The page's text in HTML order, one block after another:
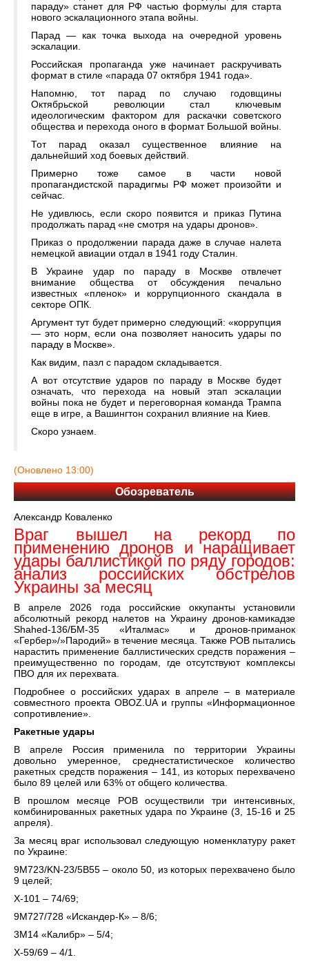
параду» станет для РФ частью формулы для старта
нового эскалационного этапа войны.
Парад — как точка выхода на очередной уровень
эскалации.
Российская пропаганда уже начинает раскручивать
формат в стиле «парада 07 октября 1941 года».
Напомню, тот парад по случаю годовщины
Октябрьской революции стал ключевым
идеологическим фактором для раскачки советского
общества и перехода оного в формат Большой войны.
Тот парад оказал существенное влияние на
дальнейший ход боевых действий.
Примерно тоже самое в части новой
пропагандистской парадигмы РФ может произойти и
сейчас.
Не удивлюсь, если скоро появится и приказ Путина
продолжать парад «не смотря на удары дронов».
Приказ о продолжении парада даже в случае налета
немецкой авиации отдал в 1941 году Сталин.
В Украине удар по параду в Москве отвлечет
внимание общества от обсуждения печально
известных «пленок» и коррупционного скандала в
секторе ОПК.
Аргумент тут будет примерно следующий: «коррупция
— это норм, если она позволяет наносить удары по
параду в Москве».
Как видим, пазл с парадом складывается.
А вот отсутствие ударов по параду в Москве будет
означать, что перехода на новый этап эскалации
войны пока не будет и переговорная команда Трампа
еще в игре, а Вашингтон сохранил влияние на Киев.
Скоро узнаем.
(Оновлено 13:00)
Обозреватель
Александр Коваленко
Враг вышел на рекорд по
применению дронов и наращивает
удары баллистикой по ряду городов:
анализ российских обстрелов
Украины за месяц
В апреле 2026 года российские оккупанты установили
абсолютный рекорд налетов на Украину дронов-камикадзе
Shahed-136/БМ-35 «Италмас» и дронов-приманок
«Гербер»/»Пародий» в течение месяца. Также РОВ пытались
нарастить применение баллистических средств поражения –
преимущественно по городам, где отсутствуют комплексы
ПВО для их перехвата.
Подробнее о российских ударах в апреле – в материале
совместного проекта OBOZ.UA и группы «Информационное
сопротивление».
Ракетные удары
В апреле Россия применила по территории Украины
довольно умеренное, среднестатистическое количество
ракетных средств поражения – 141, из которых перехвачено
было 89 целей или 63% от общего количества.
В прошлом месяце РОВ осуществили три интенсивных,
комбинированных ракетных удара по Украине (3, 15-16 и 25
апреля).
За месяц враг использовал следующую номенклатуру ракет
по Украине:
9М723/KN-23/5В55 – около 50, из которых перехвачено было
9 целей;
Х-101 – 74/69;
9М727/728 «Искандер-К» – 8/6;
3М14 «Калибр» – 5/4;
Х-59/69 – 4/1.